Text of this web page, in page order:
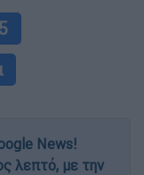
News!
λεπτό, με την